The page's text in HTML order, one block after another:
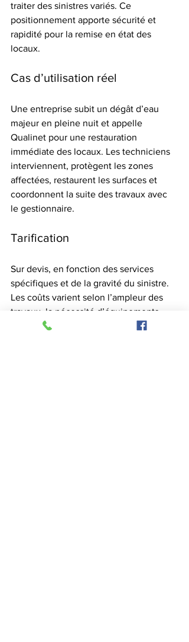
traiter des sinistres variés. Ce
positionnement apporte sécurité et
rapidité pour la remise en état des
locaux.
Cas d’utilisation réel
Une entreprise subit un dégât d’eau
majeur en pleine nuit et appelle
Qualinet pour une restauration
immédiate des locaux. Les techniciens
interviennent, protègent les zones
affectées, restaurent les surfaces et
coordonnent la suite des travaux avec
le gestionnaire.
Tarification
Sur devis, en fonction des services
spécifiques et de la gravité du sinistre.
Les coûts varient selon l’ampleur des
travaux, la nécessité d’équipements
spécialisés et l’urgence de